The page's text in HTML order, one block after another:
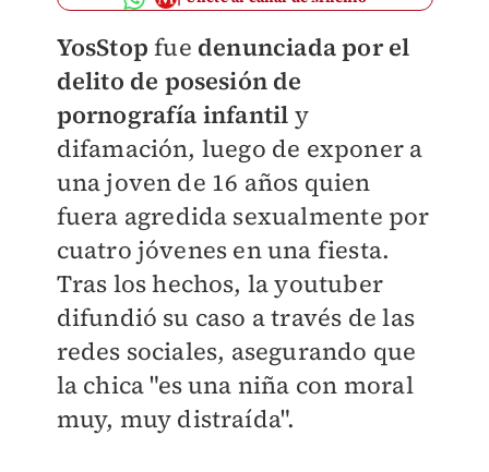
YosStop fue denunciada por el
delito de posesión de
pornografía infantil y
difamación, luego de exponer a
una joven de 16 años quien
fuera agredida sexualmente por
cuatro jóvenes en una fiesta.
Tras los hechos, la youtuber
difundió su caso a través de las
redes sociales, asegurando que
la chica "es una niña con moral
muy, muy distraída".